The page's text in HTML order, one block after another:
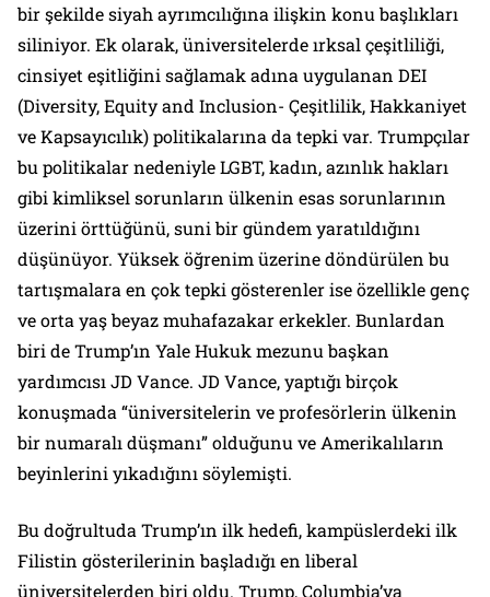
bir şekilde siyah ayrımcılığına ilişkin konu başlıkları
siliniyor. Ek olarak, üniversitelerde ırksal çeşitliliği,
cinsiyet eşitliğini sağlamak adına uygulanan DEI
(Diversity, Equity and Inclusion- Çeşitlilik, Hakkaniyet
ve Kapsayıcılık) politikalarına da tepki var. Trumpçılar
bu politikalar nedeniyle LGBT, kadın, azınlık hakları
gibi kimliksel sorunların ülkenin esas sorunlarının
üzerini örttüğünü, suni bir gündem yaratıldığını
düşünüyor. Yüksek öğrenim üzerine döndürülen bu
tartışmalara en çok tepki gösterenler ise özellikle genç
ve orta yaş beyaz muhafazakar erkekler. Bunlardan
biri de Trump’ın Yale Hukuk mezunu başkan
yardımcısı JD Vance. JD Vance, yaptığı birçok
konuşmada “üniversitelerin ve profesörlerin ülkenin
bir numaralı düşmanı” olduğunu ve Amerikalıların
beyinlerini yıkadığını söylemişti.
Bu doğrultuda Trump’ın ilk hedefi, kampüslerdeki ilk
Filistin gösterilerinin başladığı en liberal
üniversitelerden biri oldu. Trump, Columbia’ya